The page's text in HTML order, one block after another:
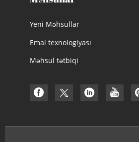
Yeni Məhsullar
Emal texnologiyası
Məhsul tətbiqi